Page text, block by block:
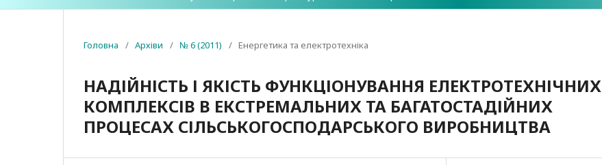
Головна / Архіви / № 6 (2011) / Енергетика та електротехніка
НАДІЙНІСТЬ І ЯКІСТЬ ФУНКЦІОНУВАННЯ ЕЛЕКТРОТЕХНІЧНИХ
КОМПЛЕКСІВ В ЕКСТРЕМАЛЬНИХ ТА БАГАТОСТАДІЙНИХ
ПРОЦЕСАХ СІЛЬСЬКОГОСПОДАРСЬКОГО ВИРОБНИЦТВА